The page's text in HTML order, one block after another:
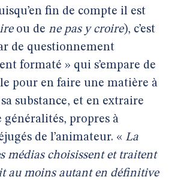
fin de compte il est
ou de ne pas y croire), c’est
de questionnement
formaté » qui s’empare de
pour en faire une matière à
substance, et en extraire
généralités, propres à
de l’animateur. « La
médias choisissent et traitent
au moins autant en définitive